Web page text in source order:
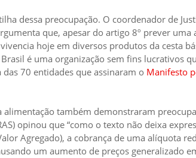
dessa preocupação. O coordenador de
que, apesar do artigo 8º prever
hoje em diversos produtos da cesta
é uma organização sem fins lucrativos
70 entidades que assinaram o Manifesto
alimentação também demonstraram
opinou que “como o texto não deixa
Agregado), a cobrança de uma alíquota
um aumento de preços generalizado